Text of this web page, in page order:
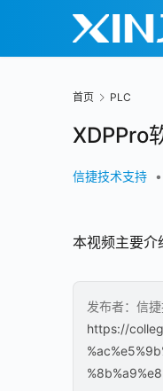
首页 PLC
XDPPro
信捷技术支持 •
本视频主要介
发布者：信
https://